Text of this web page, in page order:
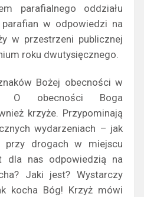
parafialnego oddziału
w odpowiedzi na
w przestrzeni publicznej
roku dwutysięcznego.
Bożej obecności w
O obecności Boga
krzyże. Przypominają
wydarzeniach – jak
przy drogach w miejscu
dla nas odpowiedzią na
Jaki jest? Wystarczy
kocha Bóg! Krzyż mówi